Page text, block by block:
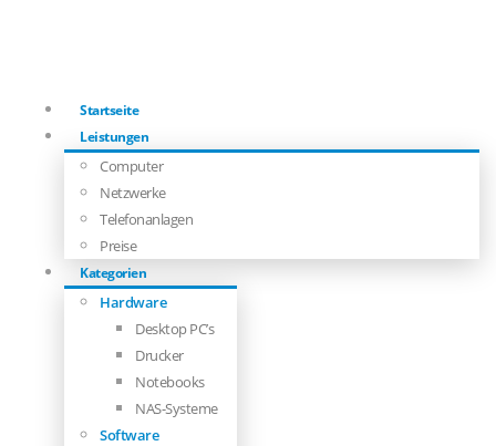
Startseite
Leistungen
Computer
Netzwerke
Telefonanlagen
Preise
Kategorien
Hardware
Desktop PC’s
Drucker
Notebooks
NAS-Systeme
Software